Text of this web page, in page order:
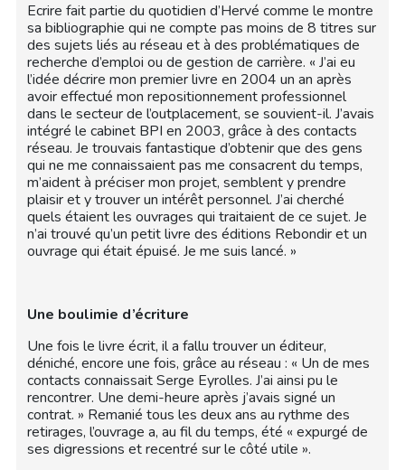
Ecrire fait partie du quotidien d’Hervé comme le montre
sa bibliographie qui ne compte pas moins de 8 titres sur
des sujets liés au réseau et à des problématiques de
recherche d’emploi ou de gestion de carrière. « J’ai eu
l’idée décrire mon premier livre en 2004 un an après
avoir effectué mon repositionnement professionnel
dans le secteur de l’outplacement, se souvient-il. J’avais
intégré le cabinet BPI en 2003, grâce à des contacts
réseau. Je trouvais fantastique d’obtenir que des gens
qui ne me connaissaient pas me consacrent du temps,
m’aident à préciser mon projet, semblent y prendre
plaisir et y trouver un intérêt personnel. J’ai cherché
quels étaient les ouvrages qui traitaient de ce sujet. Je
n’ai trouvé qu’un petit livre des éditions Rebondir et un
ouvrage qui était épuisé. Je me suis lancé. »
Une boulimie d’écriture
Une fois le livre écrit, il a fallu trouver un éditeur,
déniché, encore une fois, grâce au réseau : « Un de mes
contacts connaissait Serge Eyrolles. J’ai ainsi pu le
rencontrer. Une demi-heure après j’avais signé un
contrat. » Remanié tous les deux ans au rythme des
retirages, l’ouvrage a, au fil du temps, été « expurgé de
ses digressions et recentré sur le côté utile ».